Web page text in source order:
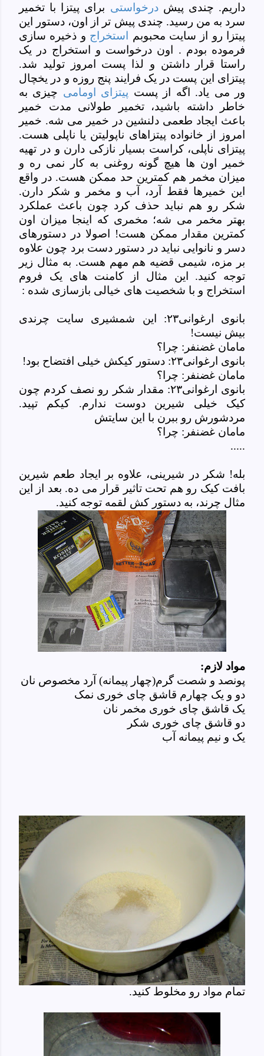
داریم. چندی پیشدرخواستی برای پیتزا با تخمیر
سرد به من رسید. چندی پیش تر از اون، دستور این
پیتزا رو از سایت محبوبم استخراج و ذخیره سازی
فرموده بودم . اون درخواست و استخراج در یک
راستا قرار داشتن و لذا پست امروز تولید شد.
پیتزای این پست در یک فرایند پنج روزه و در یخچال
ور می یاد. اگه از پست پیتزای اومامی چیزی به
خاطر داشته باشید، تخمیر طولانی مدت خمیر
باعث ایجاد طعمی دلنشین در خمیر می شه. خمیر
امروز از خانواده پیتزاهای ناپولیتن یا ناپلی هست.
پیتزای ناپلی، کراست بسیار نازکی دارن و در تهیه
خمیر اون ها هیچ گونه روغنی به کار نمی ره و
میزان مخمر هم کمترین حد ممکن هست. در واقع
این خمیرها فقط آرد، آب و مخمر و شکر دارن.
شکر رو هم نباید حذف کرد چون باعث عملکرد
بهتر مخمر می شه؛ مخمری که اینجا میزان اون
کمترین مقدار ممکن هست! اصولا در دستورهای
دسر و نانوایی نباید در دستور دست برد چون علاوه
بر مزه، شیمی قضیه هم مهم هست. به مثال زیر
توجه کنید. این مثال از کامنت های یک فروم
استخراج و با شخصیت های خیالی بازسازی شده :
بانوی ارغوانی۲۳: این شمشیری سایت چرندی
بیش نیست!
مامان غضنفر: چرا؟
بانوی ارغوانی۲۳: دستور کیکش خیلی افتضاح بود!
مامان غضنفر: چرا؟
بانوی ارغوانی۲۳: مقدار شکر رو نصف کردم چون
کیک خیلی شیرین دوست ندارم. کیکم تپید.
مردشورش رو ببرن با این سایتش
مامان غضنفر: چرا؟
.....
بله! شکر در شیرینی، علاوه بر ایجاد طعم شیرین
بافت کیک رو هم تحت تاثیر قرار می ده. بعد از این
مثال چرند، به دستور کش لقمه توجه کنید.
مواد لازم:
پونصد و شصت گرم(چهار پیمانه) آرد مخصوص نان
دو و یک چهارم قاشق چای خوری نمک
یک قاشق چای خوری مخمر نان
دو قاشق چای خوری شکر
یک و نیم پیمانه آب
تمام مواد رو مخلوط کنید.